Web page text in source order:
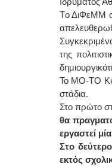
Tο ΔιΦεΜΜ
της
To ΜΟ-TO
στάδια.
Στο πρώτο
θα
εργαστεί
Στο
εκτός